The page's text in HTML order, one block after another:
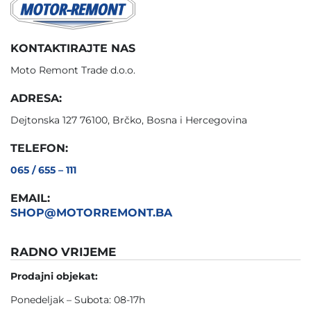
KONTAKTIRAJTE NAS
Moto Remont Trade d.o.o.
ADRESA:
Dejtonska 127 76100, Brčko, Bosna i Hercegovina
TELEFON:
065 / 655 – 111
EMAIL:
SHOP@MOTORREMONT.BA
RADNO VRIJEME
Prodajni objekat:
Ponedeljak – Subota: 08-17h